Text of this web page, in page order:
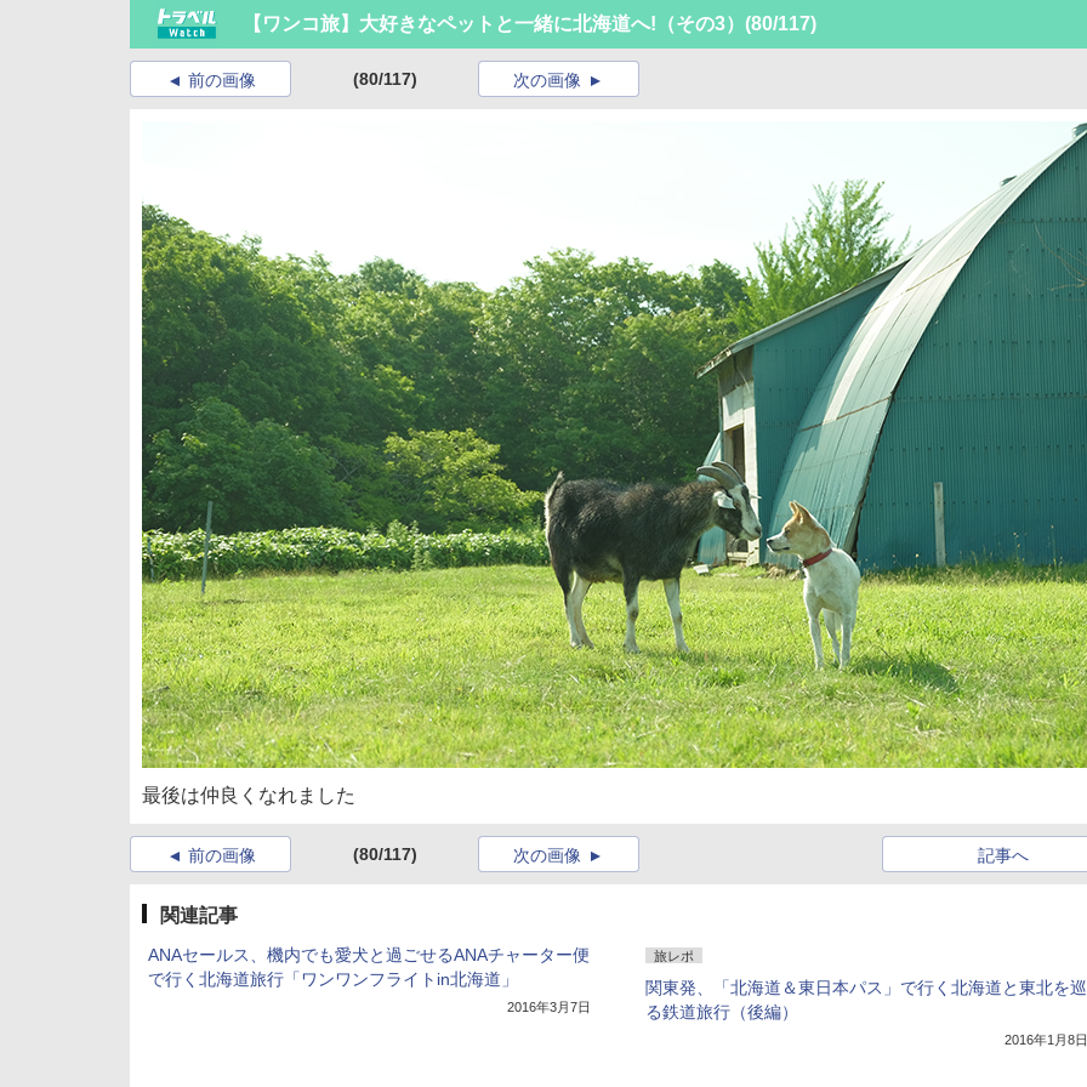
【ワンコ旅】大好きなペットと一緒に北海道へ!（その3） (80/117)
前の画像 (80/117) 次の画像
最後は仲良くなれました
前の画像 (80/117) 記事へ
次の画像
関連記事
ANAセールス、機内でも愛犬と過ごせるANAチャーター便
で行く北海道旅行「ワンワンフライトin北海道」
2016年3月7日
旅レポ
関東発、「北海道＆東日本パス」で行く北海道と東北を巡
る鉄道旅行（後編）
2016年1月8日